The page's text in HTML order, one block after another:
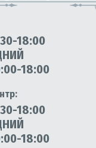
18:00
18:00
18:00
18:00